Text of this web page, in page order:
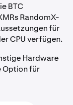
BTC
RandomX-
für
CPU verfügen.
Hardware
Option für